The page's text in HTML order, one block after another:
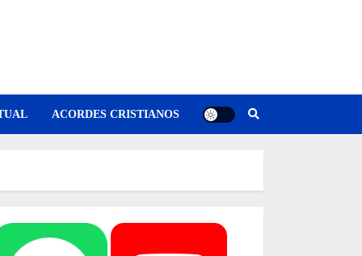
ACORDES CRISTIANOS